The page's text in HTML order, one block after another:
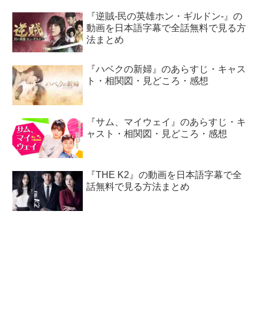
『逆賊-民の英雄ホン・ギルドン-』の
動画を日本語字幕で全話無料で見る方
法まとめ
『ハベクの新婦』のあらすじ・キャス
ト・相関図・見どころ・感想
『サム、マイウェイ』のあらすじ・キ
ャスト・相関図・見どころ・感想
『THE K2』の動画を日本語字幕で全
話無料で見る方法まとめ